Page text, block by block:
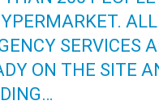
SERVICES
ON THE SITE